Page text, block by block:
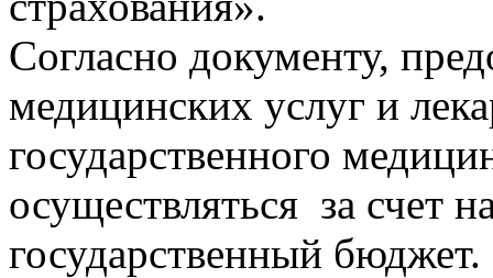
Согласно документу,
медицинских услуг и
государственного
осуществляться за счет
государственный бюджет.